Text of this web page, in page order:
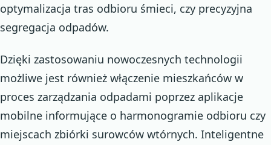
optymalizacja tras odbioru śmieci, czy precyzyjna
segregacja odpadów.
Dzięki zastosowaniu nowoczesnych technologii
możliwe jest również włączenie mieszkańców w
proces zarządzania odpadami poprzez aplikacje
mobilne informujące o harmonogramie odbioru czy
miejscach zbiórki surowców wtórnych. Inteligentne